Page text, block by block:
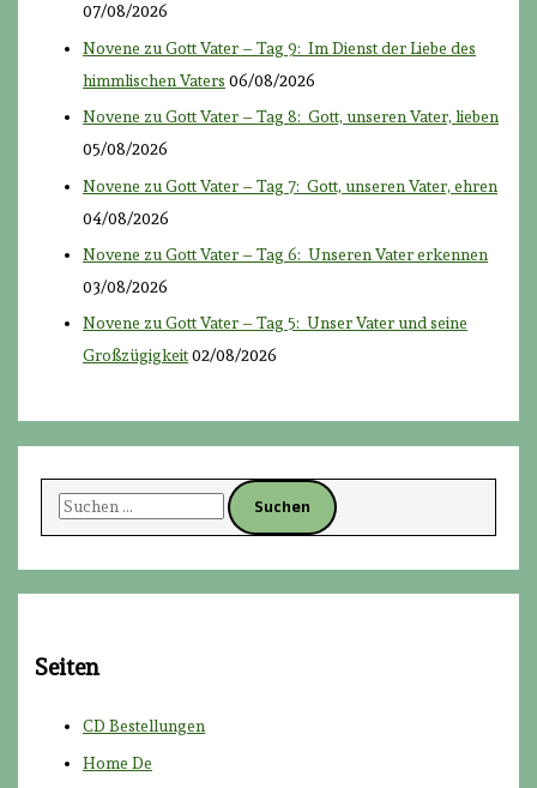
07/08/2026
Novene zu Gott Vater – Tag 9: Im Dienst der Liebe des
himmlischen Vaters 06/08/2026
Novene zu Gott Vater – Tag 8: Gott, unseren Vater, lieben
05/08/2026
Novene zu Gott Vater – Tag 7: Gott, unseren Vater, ehren
04/08/2026
Novene zu Gott Vater – Tag 6: Unseren Vater erkennen
03/08/2026
Novene zu Gott Vater – Tag 5: Unser Vater und seine
Großzügigkeit02/08/2026
S
h
n
a
Seiten
CD Bestellungen
Home De